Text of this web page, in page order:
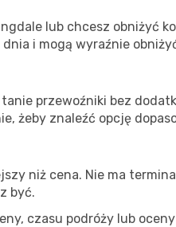
lub chcesz obniżyć
i mogą wyraźnie
przewoźniki bez
żeby znaleźć opcję
niż cena. Nie ma
być.
czasu podróży lub